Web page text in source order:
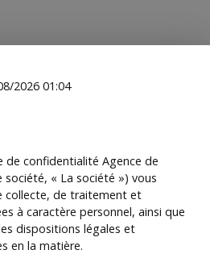
2026 01:04
de confidentialité Agence de
« La société ») vous
collecte, de traitement et
à caractère personnel, ainsi que
dispositions légales et
en la matière.